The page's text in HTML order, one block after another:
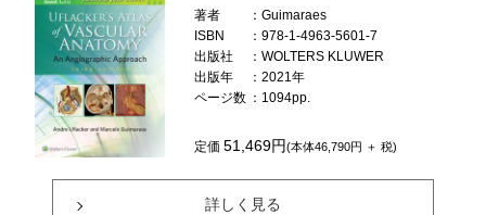
著者
：Guimaraes
ISBN
：978-1-4963-5601-7
出版社
：WOLTERS KLUWER
出版年
：2021年
ページ数 ：1094pp.
定価51,469円(本体46,790円 ＋ 税)
詳しく見る